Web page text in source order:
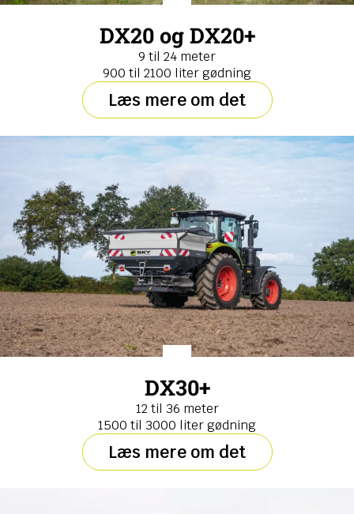
DX20 og DX20+
9 til 24 meter
900 til 2100 liter gødning
Læs mere om det
DX30+
12 til 36 meter
1500 til 3000 liter gødning
Læs mere om det